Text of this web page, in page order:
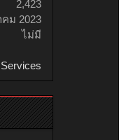
2,423
ม 2023
ไม่มี